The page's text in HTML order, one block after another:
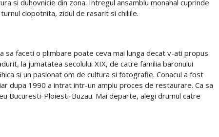
si duhovnicie din zona. Intregul ansamblu monahal cuprinde
clopotnita, zidul de rasarit si chiliile.
sa faceti o plimbare poate ceva mai lunga decat v-ati propus
la jumatatea secolului XIX, de catre familia baronului
si un pasionat om de cultura si fotografie. Conacul a fost
dupa 1990 a intrat intr-un amplu proces de restaurare. Ca sa
Bucuresti-Ploiesti-Buzau. Mai departe, alegi drumul catre